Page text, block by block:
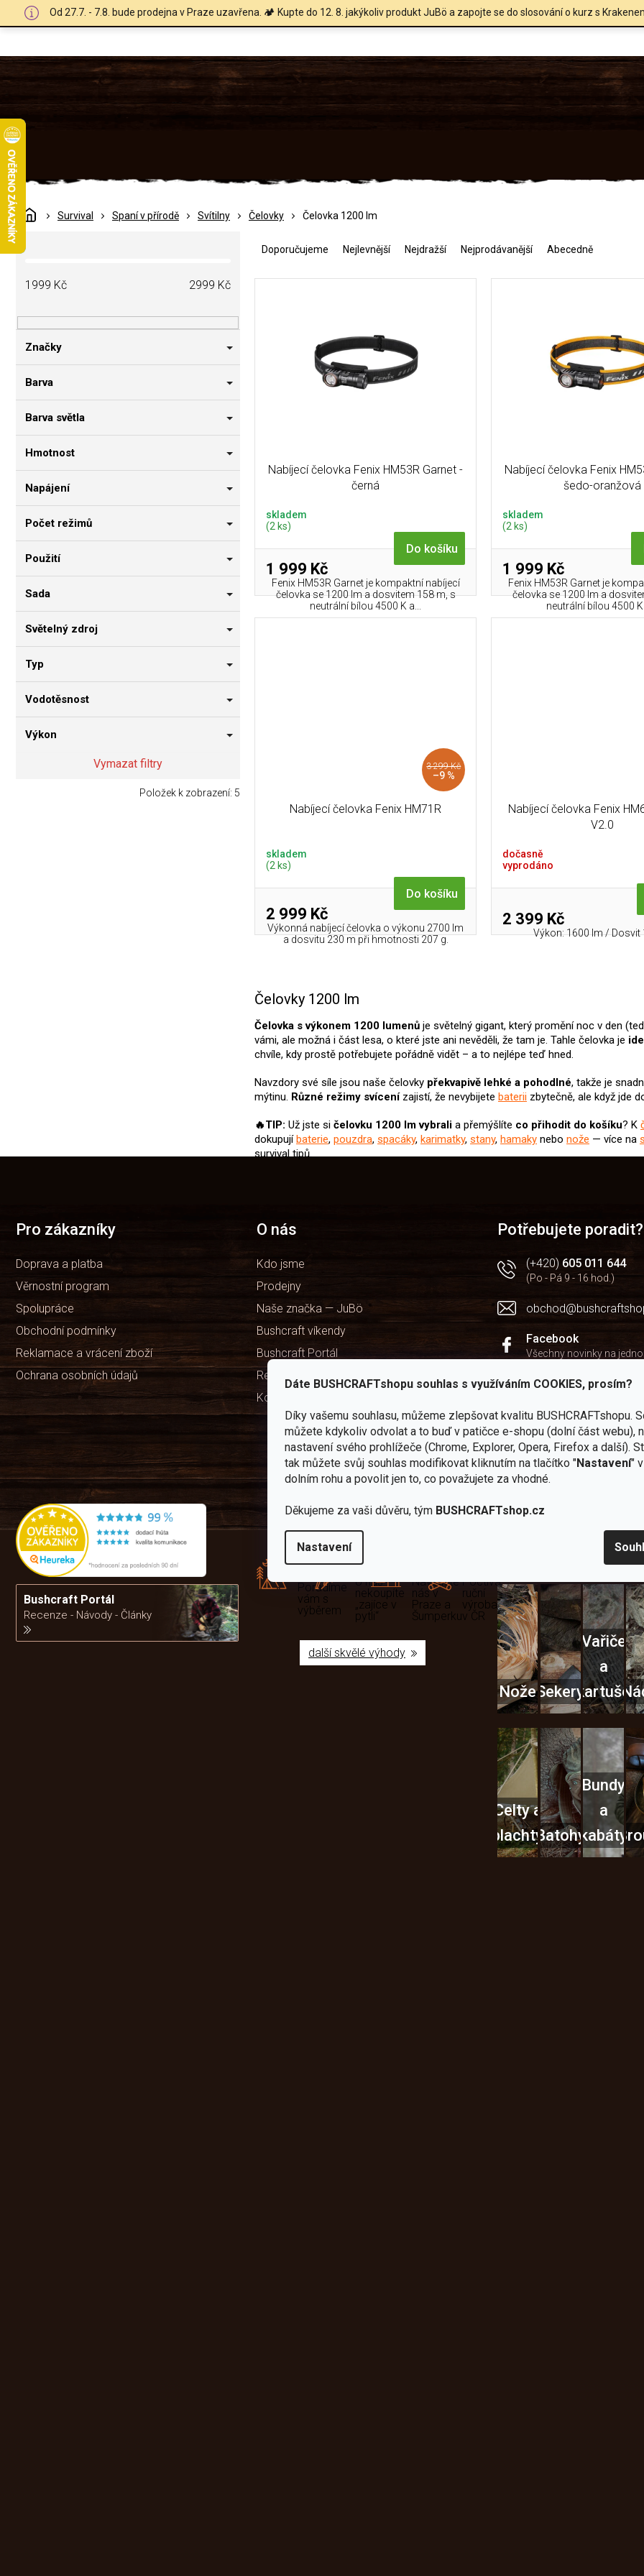
Dáte BUSHCRAFTshopu souhlas s využíváním COOKIES, prosím?
Díky vašemu souhlasu, můžeme zlepšovat kvalitu BUSHCRAFTshopu.
můžete kdykoliv odvolat a to buď v patičce e-shopu (dolní část webu),
nastavení svého prohlížeče (Chrome, Explorer, Opera, Firefox a další).
tak můžete svůj souhlas modifikovat kliknutím na tlačítko "Nastavení"
dolním rohu a povolit jen to, co považujete za vhodné.
Děkujeme za vaši důvěru, tým BUSHCRAFTshop.cz
Nastavení
Od 27.7. - 7.8. bude prodejna v Praze uzavřena. 🏕️ Kupte do 12. 8. jakýkoliv produkt JuBö a zapojte se do slosování o kurz s
DomůSurvival Spaní v přírodě Svítilny Čelovky Čelovka 1200 lm
P
o
a
n
í
a
1999 Kč 2999 Kč
Značky
Barva
Barva světla
Hmotnost
Napájení
Počet režimů
Použití
Sada
Světelný zdroj
Typ
Vodotěsnost
Výkon
Vymazat filtry
Položek k zobrazení: 5
e
Doporučujeme Nejlevnější Nejdražší Nejprodávanější Abecedně
Nabíjecí čelovka Fenix HM53R Garnet -
černá
skladem
(2 ks)
1 999 Kč
Do košíku
Fenix HM53R Garnet je kompaktní nabíjecí
čelovka se 1200 lm a dosvitem 158 m, s
neutrální bílou 4500 K a...
Nabíjecí čelovka Fenix
šedo-oranžová
skladem
(2 ks)
1 999 Kč
Fenix HM53R Garnet je
čelovka se 1200 lm a
neutrální bílou 4500 K
3 299 Kč
–9 %
Nabíjecí čelovka Fenix HM71R
skladem
(2 ks)
2 999 Kč
Do košíku
Výkonná nabíjecí čelovka o výkonu 2700 lm
a dosvitu 230 m při hmotnosti 207 g.
Nabíjecí čelovka Fenix
V2.0
dočasně
vyprodáno
2 399 Kč
Výkon: 1600 lm / Dosvit
d
a
p
r
k
y
v
Čelovky 1200 lm
Čelovka s výkonem 1200 lumenů je světelný gigant, který promění noc v den
vámi, ale možná i část lesa, o které jste ani nevěděli, že tam je. Tahle čelovka je
chvíle, kdy prostě potřebujete pořádně vidět – a to nejlépe teď hned.
Navzdory své síle jsou naše čelovky překvapivě lehké a pohodlné, takže je
mýtinu. Různé režimy svícenízajistí, že nevybijete baterii zbytečně, ale když jde
🔥TIP: Už jste si čelovku 1200 lmvybrali a přemýšlíte co přihodit do košíku? K
dokupují baterie, pouzdra, spacáky, karimatky, stany, hamaky nebo nože — více na
survival tipů.
Pro zákazníky
Doprava a platba
Věrnostní program
Spolupráce
Obchodní podmínky
Reklamace a vrácení zboží
Ochrana osobních údajů
O nás
Kdo jsme
Prodejny
Naše značka — JuBö
Bushcraft víkendy
Bushcraft Portál
Recenze obchodu
Kontakty
Potřebujete poradit?
(+420) 605 011 644
(Po - Pá 9 - 16 hod.)
Facebook
Všechny novinky na
Instagram
Youtube
Užitečné recenze a návody
Bushcraft Portál
Recenze - Návody - Články
Rádi
předáváme
Poradíme
vám s
výběrem
Zboží
testujeme
U nás
nekoupíte
„zajíce v
pytli“
Navštivte
nás v
Praze a
Šumperku
Poctivá
ruční
výroba
v ČR
další skvělé výhody
Užijte si to v
Vybavení, na které
NožeSekery
Vařiče
a
kartuše
Celty a
plachtyBatohy
Bundy
a
kabáty